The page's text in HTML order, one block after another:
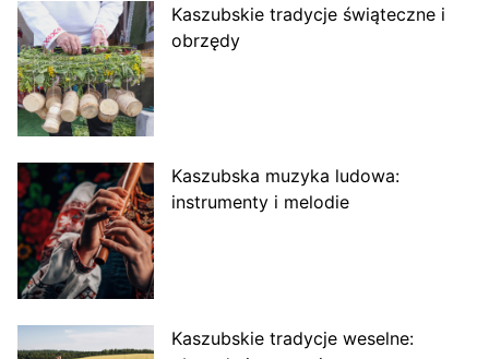
Kaszubskie tradycje świąteczne i
obrzędy
Kaszubska muzyka ludowa:
instrumenty i melodie
Kaszubskie tradycje weselne: